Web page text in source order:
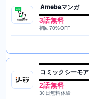
Amebaマンガ
3話無料
初回70%OFF
コミックシーモア
2話無料
30日無料体験